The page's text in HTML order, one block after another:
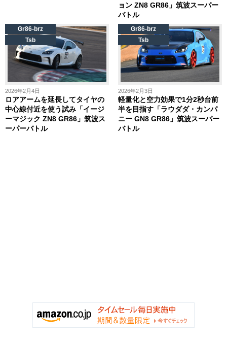
ョン ZN8 GR86」筑波スーパー
バトル
2026年2月4日
ロアアームを延長してタイヤの
中心線付近を使う試み「イージ
ーマジック ZN8 GR86」筑波ス
ーパーバトル
Gr86-brz
Tsb
2026年2月3日
軽量化と空力効果で1分2秒台前
半を目指す「ラウダダ・カンパ
ニー GN8 GR86」筑波スーパー
バトル
Gr86-brz
Tsb